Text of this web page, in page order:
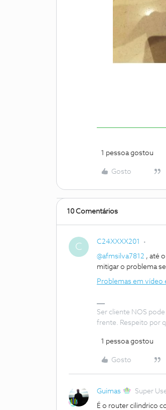
1 pessoa gostou
Gosto
10 Comentários
C C24XXXX201
@afmsilva7812 , até
mitigar o problema
Problemas em vídeo
Ser cliente NOS
frente. Respeito por
1 pessoa gostou
Gosto
Guimas Super
É o router cilindrico